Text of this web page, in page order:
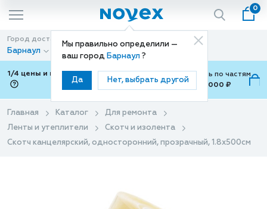
Мы правильно определили —
ваш город Барнаул ?
Да Нет, выбрать другой
0
Город доставки
Барнаул
Способ доставки
Доставка
1/4 цены и покупки ваши с Подели
Можно оплатить по частям
от 700 ₽ до 15,000 ₽
Главная Каталог
Для ремонта
Ленты и утеплители
Скотч и изолента
Скотч канцелярский, односторонний, прозрачный, 1.8x500см